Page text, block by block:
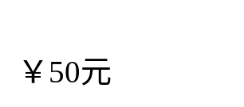
￥50元